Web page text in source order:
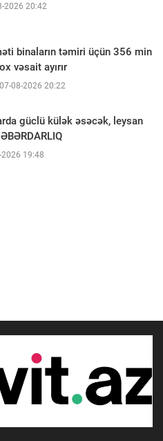
2026 20:42
binaların təmiri üçün 356 min
vəsait ayırır
07-08-2026 20:22
güclü külək əsəcək, leysan
2026 19:48